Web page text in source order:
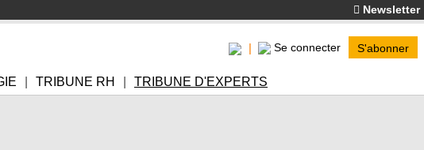
Newsletter
Se connecter S'abonner
TRIBUNE RH TRIBUNE D'EXPERTS